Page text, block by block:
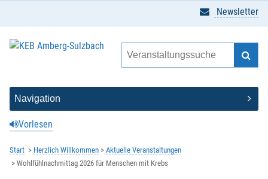
Vorlesen
Newsletter
Start Herzlich Willkommen
Aktuelle Veranstaltungen
Wohlfühlnachmittag 2026 für Menschen mit Krebs